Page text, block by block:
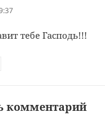
тебе Гасподь!!!
комментарий